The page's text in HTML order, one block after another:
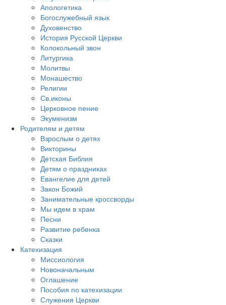
Апологетика
Богослужебный язык
Духовенство
История Русской Церкви
Колокольный звон
Литургика
Молитвы
Монашество
Религии
Св.иконы
Церковное пение
Экуменизм
Родителям и детям
Взрослым о детях
Викторины
Детская Библия
Детям о праздниках
Евангелие для детей
Закон Божий
Занимательные кроссворды
Мы идем в храм
Песни
Развитие ребенка
Сказки
Катехизация
Миссиология
Новоначальным
Оглашение
Пособия по катехизации
Служения Церкви